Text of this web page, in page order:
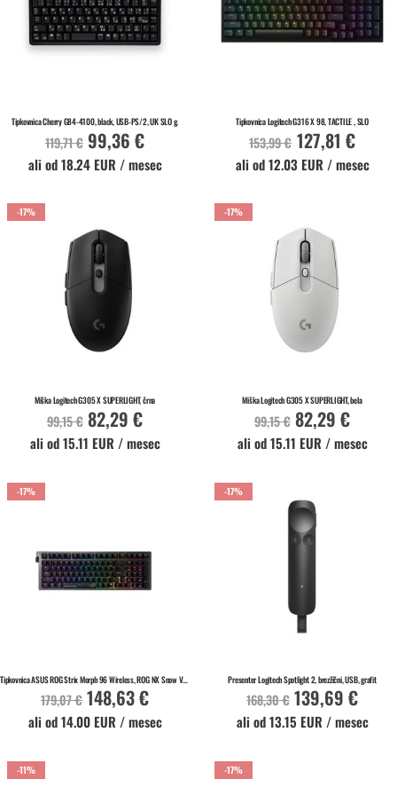
Tipkovnica Cherry G84-4100, black, USB-PS/2, UK SLO g.
119,71 € Akcijska
cena
99,36 €
ali od 18.24 EUR / mesec
Tipkovnica Logitech G316 X 98, TACTILE , SLO
153,99 € Akcijska
cena
127,81 €
ali od 12.03 EUR / mesec
-17%
V KOŠARICO
Miška Logitech G305 X SUPERLIGHT, črna
99,15 € Akcijska
cena
82,29 €
ali od 15.11 EUR / mesec
-17%
V KOŠARICO
Miška Logitech G305 X SUPERLIGHT, bela
99,15 € Akcijska
cena
82,29 €
ali od 15.11 EUR / mesec
-17%
Tipkovnica ASUS ROG Strix Morph 96 Wireless, ROG NX Snow V2, PBT, RGB, USB, US
179,07 € Akcijska
cena
148,63 €
ali od 14.00 EUR / mesec
-17%
V KOŠARICO
Presenter Logitech Spotlight 2, brezžični, USB, grafit
168,30 € Akcijska
cena
139,69 €
ali od 13.15 EUR / mesec
-11% -17%